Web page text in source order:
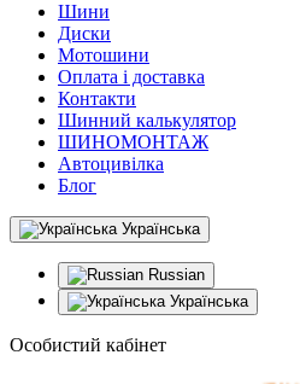
Шини
Диски
Мотошини
Оплата і доставка
Контакти
Шинний калькулятор
ШИНОМОНТАЖ
Автоцивілка
Блог
Українська
Russian
Українська
Особистий кабінет